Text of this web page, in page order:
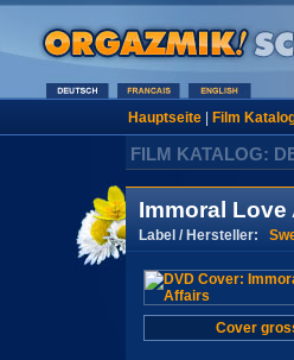
Hauptseite| Film
FILM KATALOG:
Immoral Love
Label / Hersteller:
Cover